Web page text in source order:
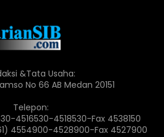
&Tata Usaha:
No 66 AB Medan 20151
Telepon:
4516530-4518530-Fax 4538150
4554900-4528900-Fax 4527900